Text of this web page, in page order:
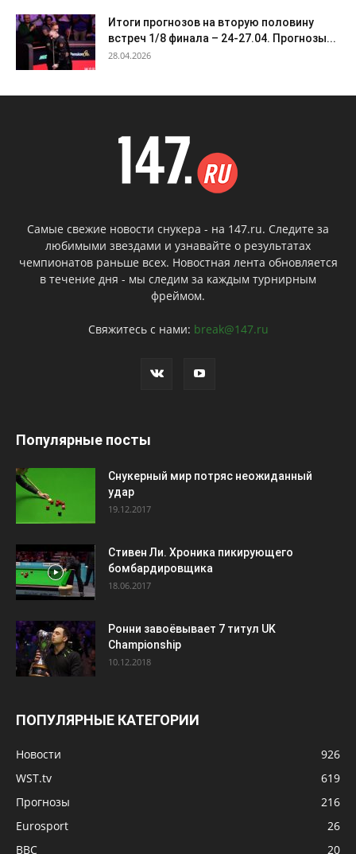
Итоги прогнозов на вторую половину
встреч 1/8 финала – 24-27.04. Прогнозы...
28.04.2026
Самые свежие новости снукера - на 147.ru. Следите за
любимыми звездами и узнавайте о результатах
чемпионатов раньше всех. Новостная лента обновляется
в течение дня - мы следим за каждым турнирным
фреймом.
Свяжитесь с нами: break@147.ru
Популярные посты
Снукерный мир потряс неожиданный
удар
19.12.2017
Стивен Ли. Хроника пикирующего
бомбардировщика
18.06.2017
Ронни завоёвывает 7 титул UK
Championship
10.12.2018
ПОПУЛЯРНЫЕ КАТЕГОРИИ
Новости
926
WST.tv
619
Прогнозы
216
Eurosport
26
BBC
20